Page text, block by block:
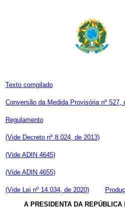
Texto compilado
Conversão da Medida Provisória nº 527,
Regulamento
(Vide Decreto nº 8.024, de 2013)
(Vide ADIN 4645)
(Vide ADIN 4655)
(Vide Lei nº 14.034, de 2020)
A PRESIDENTA DA REPÚBLICA